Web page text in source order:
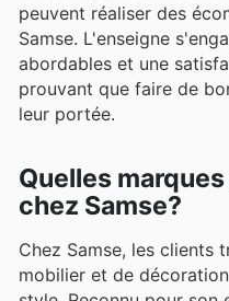
peuvent réaliser des
Samse. L'enseigne
abordables et une
prouvant que faire de
leur portée.
Quelles
chez Samse?
Chez Samse, les clients
mobilier et de